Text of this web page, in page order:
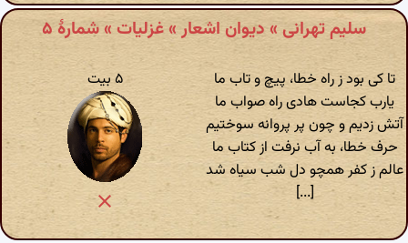
سلیم تهرانی » دیوان اشعار » غزلیات » شمارهٔ ۵
تا کی بود ز راه خطا، پیچ و تاب ما
یارب کجاست هادی راه صواب ما
آتش زدیم و چون پر پروانه سوختیم
حرف خطا، به آب نرفت از کتاب ما
عالم ز کفر همچو دل شب سیاه شد
[...]
۵ بیت